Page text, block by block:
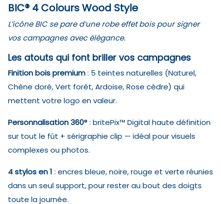
BIC® 4 Colours Wood Style
L’icône BIC se pare d’une robe effet bois pour signer
vos campagnes avec élégance.
Les atouts qui font briller vos campagnes
Finition bois premium: 5 teintes naturelles (Naturel,
Chêne doré, Vert forêt, Ardoise, Rose cèdre) qui
mettent votre logo en valeur.
Personnalisation 360°: britePix™ Digital haute définition
sur tout le fût + sérigraphie clip — idéal pour visuels
complexes ou photos.
4 stylos en 1 : encres bleue, noire, rouge et verte réunies
dans un seul support, pour rester au bout des doigts
toute la journée.